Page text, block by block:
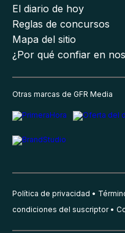
El diario de hoy
Reglas de concursos
Mapa del sitio
¿Por qué confiar en
Otras marcas de GFR Media
Política de privacidad
condiciones del suscriptor